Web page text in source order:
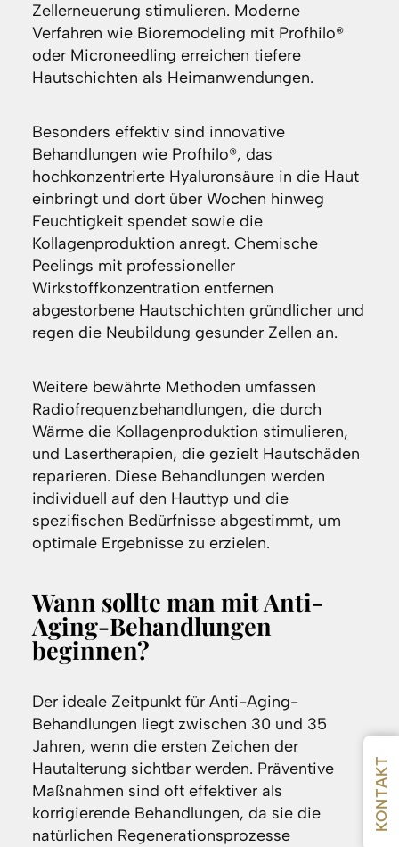
Zellerneuerung stimulieren. Moderne
Verfahren wie Bioremodeling mit Profhilo®
oder Microneedling erreichen tiefere
Hautschichten als Heimanwendungen.
Besonders effektiv sind innovative
Behandlungen wie Profhilo®, das
hochkonzentrierte Hyaluronsäure in die Haut
einbringt und dort über Wochen hinweg
Feuchtigkeit spendet sowie die
Kollagenproduktion anregt. Chemische
Peelings mit professioneller
Wirkstoffkonzentration entfernen
abgestorbene Hautschichten gründlicher und
regen die Neubildung gesunder Zellen an.
Weitere bewährte Methoden umfassen
Radiofrequenzbehandlungen, die durch
Wärme die Kollagenproduktion stimulieren,
und Lasertherapien, die gezielt Hautschäden
reparieren. Diese Behandlungen werden
individuell auf den Hauttyp und die
spezifischen Bedürfnisse abgestimmt, um
optimale Ergebnisse zu erzielen.
Wann sollte man mit Anti-
Aging-Behandlungen
beginnen?
Der ideale Zeitpunkt für Anti-Aging-
Behandlungen liegt zwischen 30 und 35
Jahren, wenn die ersten Zeichen der
Hautalterung sichtbar werden. Präventive
Maßnahmen sind oft effektiver als
korrigierende Behandlungen, da sie die
natürlichen Regenerationsprozesse
KONTAKT